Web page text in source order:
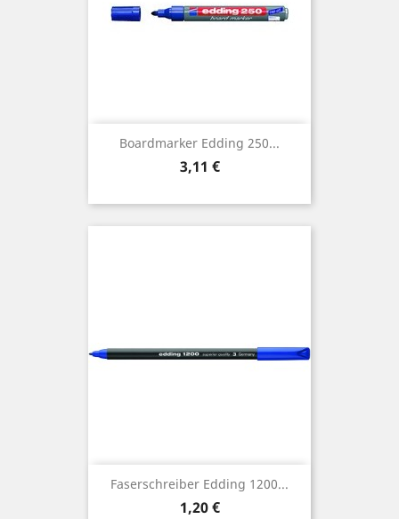
Boardmarker Edding 250...
Preis
3,11 €
Faserschreiber Edding 1200...
Preis
1,20 €